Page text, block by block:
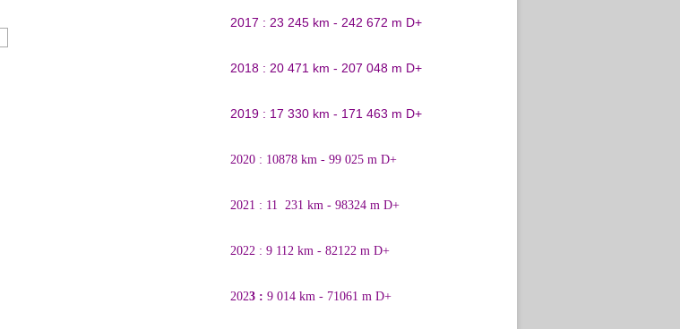
2017 : 23 245 km - 242 672 m D+
2018 : 20 471 km - 207 048 m D+
2019 : 17 330 km - 171 463 m D+
2020 : 10878 km - 99 025 m D+
2021 : 11 231 km - 98324 m D+
2022 : 9 112 km - 82122 m D+
2023 : 9 014 km - 71061 m D+